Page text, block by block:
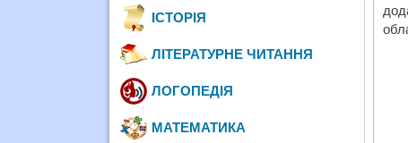
ІСТОРІЯ
ЛІТЕРАТУРНЕ ЧИТАННЯ
ЛОГОПЕДІЯ
МАТЕМАТИКА